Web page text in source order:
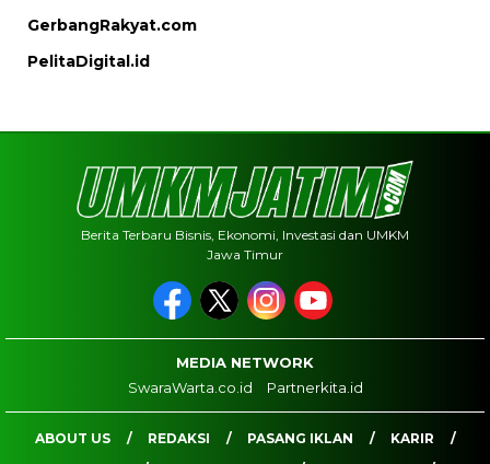
GerbangRakyat.com
PelitaDigital.id
Berita Terbaru Bisnis, Ekonomi, Investasi dan UMKM
Jawa Timur
MEDIA NETWORK
SwaraWarta.co.id
Partnerkita.id
ABOUT US REDAKSI PASANG IKLAN
KARIR